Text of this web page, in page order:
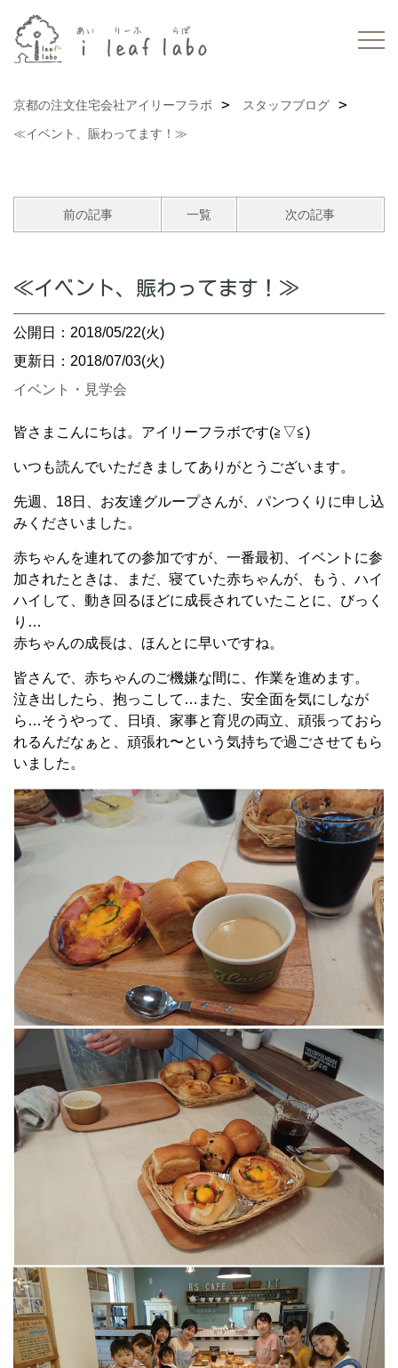
京都の注文住宅会社アイリーフラボ
スタッフブログ
≪イベント、賑わってます！≫
前の記事 一覧 次の記事
≪イベント、賑わってます！≫
公開日：2018/05/22(火)
更新日：2018/07/03(火)
イベント・見学会
皆さまこんにちは。アイリーフラボです(≧▽≦)
いつも読んでいただきましてありがとうございます。
先週、18日、お友達グループさんが、パンつくりに申し込
みくださいました。
赤ちゃんを連れての参加ですが、一番最初、イベントに参
加されたときは、まだ、寝ていた赤ちゃんが、もう、ハイ
ハイして、動き回るほどに成長されていたことに、びっく
り…
赤ちゃんの成長は、ほんとに早いですね。
皆さんで、赤ちゃんのご機嫌な間に、作業を進めます。
泣き出したら、抱っこして…また、安全面を気にしなが
ら…そうやって、日頃、家事と育児の両立、頑張っておら
れるんだなぁと、頑張れ〜という気持ちで過ごさせてもら
いました。